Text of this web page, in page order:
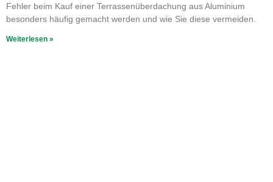
Fehler beim Kauf einer Terrassenüberdachung aus Aluminium
besonders häufig gemacht werden und wie Sie diese vermeiden.
Weiterlesen »